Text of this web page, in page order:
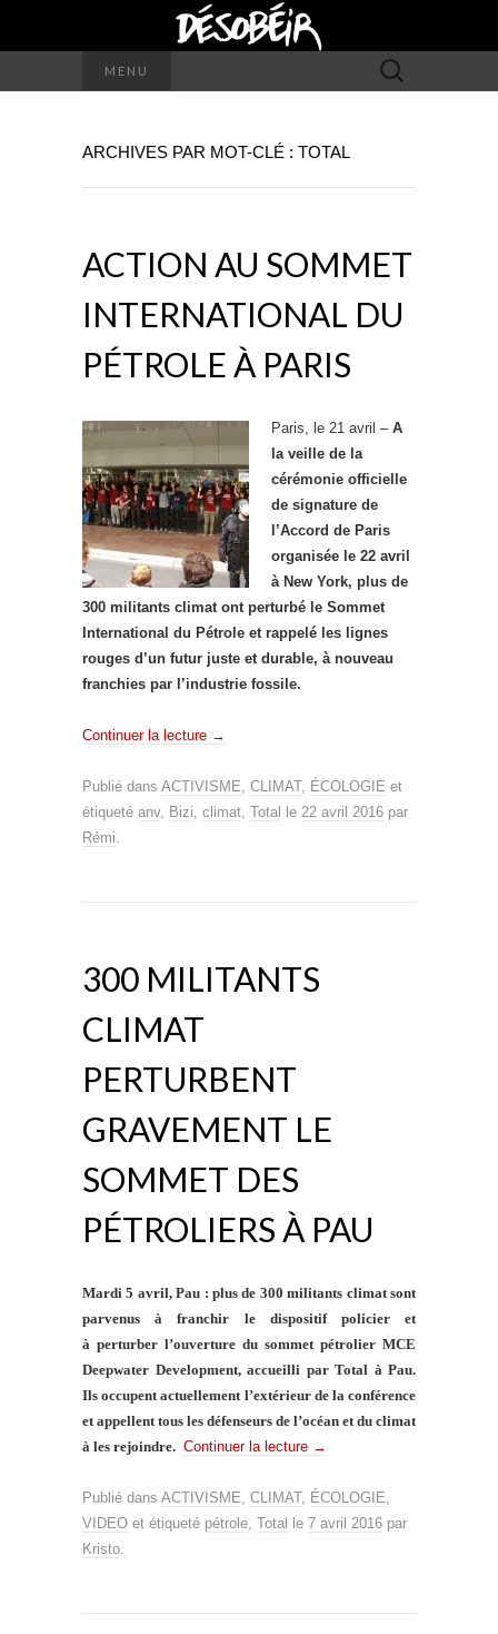
MENU Rechercher :
ARCHIVES PAR MOT-CLÉ : TOTAL
ACTION AU SOMMET
INTERNATIONAL DU
PÉTROLE À PARIS
Paris, le 21 avril –A
la veille de la
cérémonie officielle
de signature de
l’Accord de Paris
organisée le 22 avril
à New York, plus de
300 militants climat ont perturbé le Sommet
International du Pétrole et rappelé les lignes
rouges d’un futur juste et durable, à nouveau
franchies par l’industrie fossile.
Continuer la lecture →
Publié dans ACTIVISME CLIMAT, ÉCOLOGIE et
étiqueté anv, Bizi climat Total le 22 avril 2016 par
Rémi
300 MILITANTS
CLIMAT
PERTURBENT
GRAVEMENT LE
SOMMET DES
PÉTROLIERS À PAU
Mardi 5 avril, Pau : plus de 300 militants climat sont
parvenus à franchir le dispositif policier et
à perturber l’ouverture du sommet pétrolier MCE
Deepwater Development, accueilli par Total à Pau.
Ils occupent actuellement l’extérieur de la conférence
et appellent tous les défenseurs de l’océan et du climat
à les rejoindre. Continuer la lecture →
Publié dans ACTIVISME CLIMAT, ÉCOLOGIE
VIDEO et étiqueté pétrole Total le 7 avril 2016 par
Kristo